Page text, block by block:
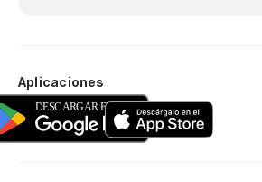
Aplicaciones